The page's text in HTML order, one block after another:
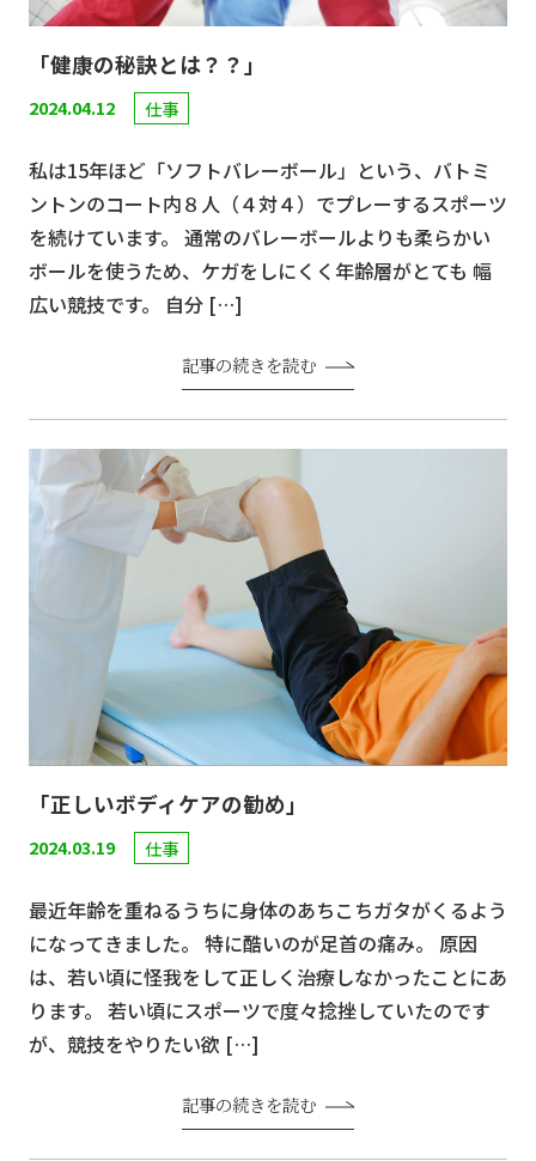
2024.04.12 仕事
「健康の秘訣とは？？」
私は15年ほど「ソフトバレーボール」という、バトミ
ントンのコート内８人（４対４）でプレーするスポーツ
を続けています。 通常のバレーボールよりも柔らかい
ボールを使うため、ケガをしにくく年齢層がとても 幅
広い競技です。 自分 […]
記事の続きを読む
2024.03.19 仕事
「正しいボディケアの勧め」
最近年齢を重ねるうちに身体のあちこちガタがくるよう
になってきました。 特に酷いのが足首の痛み。 原因
は、若い頃に怪我をして正しく治療しなかったことにあ
ります。 若い頃にスポーツで度々捻挫していたのです
が、競技をやりたい欲 […]
記事の続きを読む